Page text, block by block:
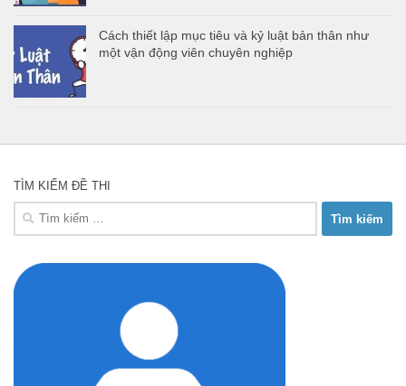
Cách thiết lập mục tiêu và kỷ luật bản thân như
một vận động viên chuyên nghiệp
TÌM KIẾM ĐỀ THI
Tìm
kiếm